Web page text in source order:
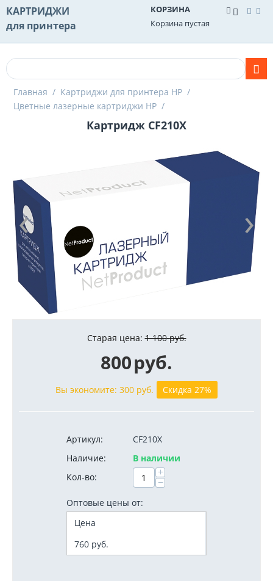
КАРТРИДЖИ
для принтера
КОРЗИНА
Корзина пустая
Главная / Картриджи для принтера HP /
Цветные лазерные картриджи HP /
Картридж CF210X
Старая цена: 1 100 руб.
800руб.
Вы экономите: 300 руб. Скидка 27%
Артикул:
CF210X
Наличие:
В наличии
Кол-во:
+
−
Оптовые цены от:
Цена
760 руб.